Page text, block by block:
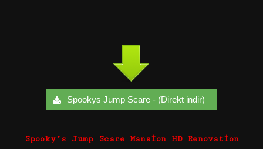
Spookys Jump Scare - (Direkt indir)
Spooky’s Jump Scare Mansion HD Renovation